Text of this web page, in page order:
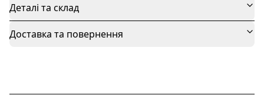
Деталі та склад
Доставка та повернення